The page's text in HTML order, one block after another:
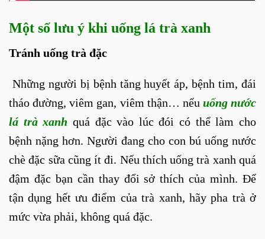
Một số lưu ý khi uống lá trà xanh
Tránh uống trà đặc
Những người bị bệnh tăng huyết áp, bệnh tim, đái
tháo đường, viêm gan, viêm thận… nếu uống nước
lá trà xanh quá đặc vào lúc đói có thể làm cho
bệnh nặng hơn. Người đang cho con bú uống nước
chè đặc sữa cũng ít đi. Nếu thích uống trà xanh quá
đậm đặc bạn cần thay đổi sở thích của mình. Để
tận dụng hết ưu điểm của trà xanh, hãy pha trà ở
mức vừa phải, không quá đặc.